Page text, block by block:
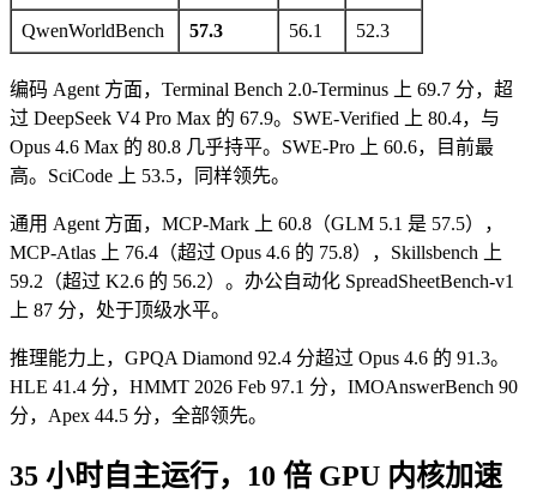
QwenWorldBench 57.3 56.1 52.3
编码 Agent 方面，Terminal Bench 2.0-Terminus 上 69.7 分，超
过 DeepSeek V4 Pro Max 的 67.9。SWE-Verified 上 80.4，与
Opus 4.6 Max 的 80.8 几乎持平。SWE-Pro 上 60.6，目前最
高。SciCode 上 53.5，同样领先。
通用 Agent 方面，MCP-Mark 上 60.8（GLM 5.1 是 57.5），
MCP-Atlas 上 76.4（超过 Opus 4.6 的 75.8），Skillsbench 上
59.2（超过 K2.6 的 56.2）。办公自动化 SpreadSheetBench-v1
上 87 分，处于顶级水平。
推理能力上，GPQA Diamond 92.4 分超过 Opus 4.6 的 91.3。
HLE 41.4 分，HMMT 2026 Feb 97.1 分，IMOAnswerBench 90
分，Apex 44.5 分，全部领先。
35 小时自主运行，10 倍 GPU 内核加速